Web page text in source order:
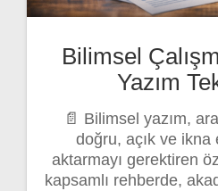
Bilimsel
Yazım
📄 Bilimsel yazım,
doğru, açık ve
aktarmayı gerektiren
kapsamlı rehberde,